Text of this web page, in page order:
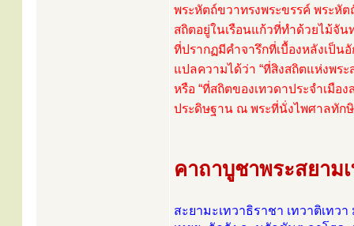
พระหัตถ์ขวาทรงพระขรรค์ พระหั
สถิตอยู่ในเรือนแก้วที่ทำด้วยไม้จั
ที่ปรากฏมีคำจารึกที่เบื้องหลังเป็น
แปลความได้ว่า “ที่สิงสถิตแห่งพระ
หรือ “ที่สถิตของเทวดาประจำเมือง
ประดิษฐาน ณ พระที่นั่งไพศาลทัก
คาถาบูชาพระสยาม
สะยามะเทวาธิราชา เทวาติเทว